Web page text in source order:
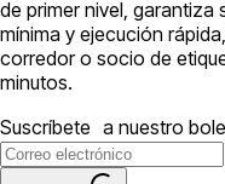
de primer nivel,
mínima y ejecución
corredor o socio de
minutos.
Suscríbete a nuestro